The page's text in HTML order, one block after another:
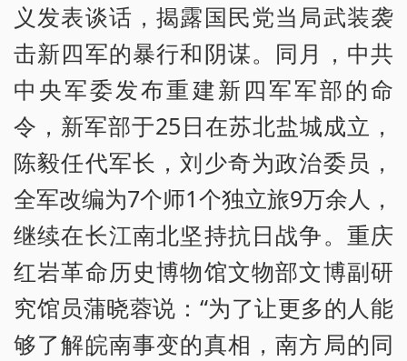
义发表谈话，揭露国民党当局武装袭
击新四军的暴行和阴谋。同月，中共
中央军委发布重建新四军军部的命
令，新军部于25日在苏北盐城成立，
陈毅任代军长，刘少奇为政治委员，
全军改编为7个师1个独立旅9万余人，
继续在长江南北坚持抗日战争。重庆
红岩革命历史博物馆文物部文博副研
究馆员蒲晓蓉说：“为了让更多的人能
够了解皖南事变的真相，南方局的同